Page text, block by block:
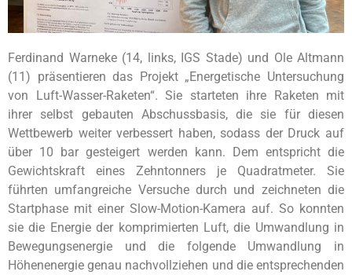
Ferdinand Warneke (14, links, IGS Stade) und Ole Altmann
(11) präsentieren das Projekt „Energetische Untersuchung
von Luft-Wasser-Raketen“. Sie starteten ihre Raketen mit
ihrer selbst gebauten Abschussbasis, die sie für diesen
Wettbewerb weiter verbessert haben, sodass der Druck auf
über 10 bar gesteigert werden kann. Dem entspricht die
Gewichtskraft eines Zehntonners je Quadratmeter. Sie
führten umfangreiche Versuche durch und zeichneten die
Startphase mit einer Slow-Motion-Kamera auf. So konnten
sie die Energie der komprimierten Luft, die Umwandlung in
Bewegungsenergie und die folgende Umwandlung in
Höhenenergie genau nachvollziehen und die entsprechenden